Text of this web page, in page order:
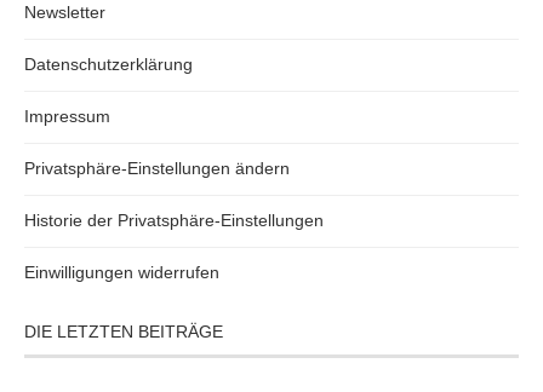
Newsletter
Datenschutzerklärung
Impressum
Privatsphäre-Einstellungen ändern
Historie der Privatsphäre-Einstellungen
Einwilligungen widerrufen
DIE LETZTEN BEITRÄGE